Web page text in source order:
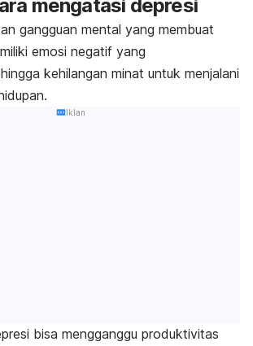
mengatasi depresi
gangguan mental yang membuat
emosi negatif yang
kehilangan minat untuk menjalani
.
Iklan
bisa mengganggu produktivitas